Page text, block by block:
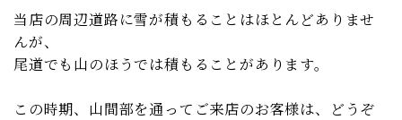
当店の周辺道路に雪が積もることはほとんどありませ
んが、
尾道でも山のほうでは積もることがあります。
この時期、山間部を通ってご来店のお客様は、どうぞ